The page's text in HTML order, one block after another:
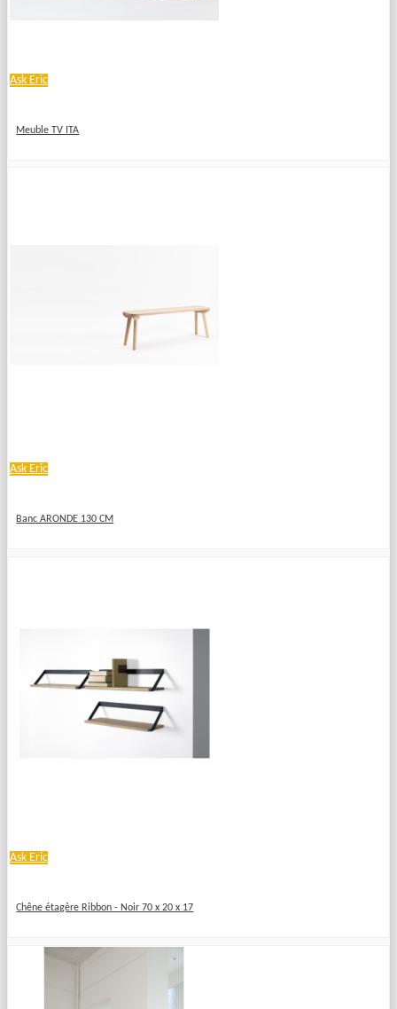
Ask Eric
Meuble TV ITA
Ask Eric
Banc ARONDE 130 CM
Ask Eric
Chêne étagère Ribbon - Noir 70 x 20 x 17